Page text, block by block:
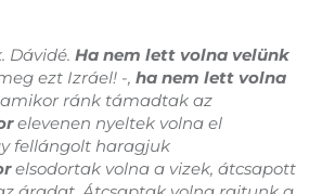
Dávidé. Ha nem lett volna velünk
ezt Izráel! -, ha nem lett volna
ránk támadtak az
elevenen nyeltek volna el
fellángolt haragjuk
elsodortak volna a vizek, átcsapott